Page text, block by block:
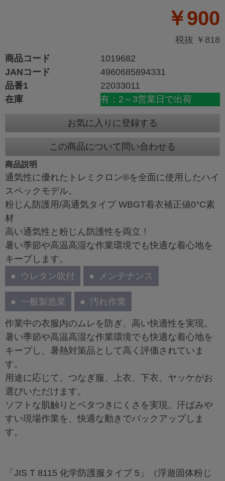
￥900
税抜 ￥818
商品コード
1019682
JANコード
4960685894331
品番1
22033011
在庫
有：2～3営業日で出荷
お気に入りに登録する
この商品について問い合わせる
商品説明
通気性に優れたトレミクロン®を全面に使用したハイ
スペックモデル。
粉じん防護用/高通気タイプ WBGT着衣補正値0°C素
材
高い通気性と粉じん防護性を両立！
暑い季節や高温高湿な作業環境でも快適な着心地を
キープします。
ウレタン吹付
メンテナンス
一般製造業 汚れ作業
作業中の衣服内のムレを防ぎ、高い快適性を実現。
暑い季節や高温高湿な作業環境でも快適な着心地を
キープし、暑熱対策品として高く評価されていま
す。
用途に応じて、つなぎ服、上衣、下衣、ヤッケがお
選びいただけます。
ソフトな肌触りとベタつきにくさを実現。汗ばみや
すい現場作業を、快適な動きでバックアップしま
す。
「JIS T 8115 化学防護服タイプ 5」（浮遊固体粉じ